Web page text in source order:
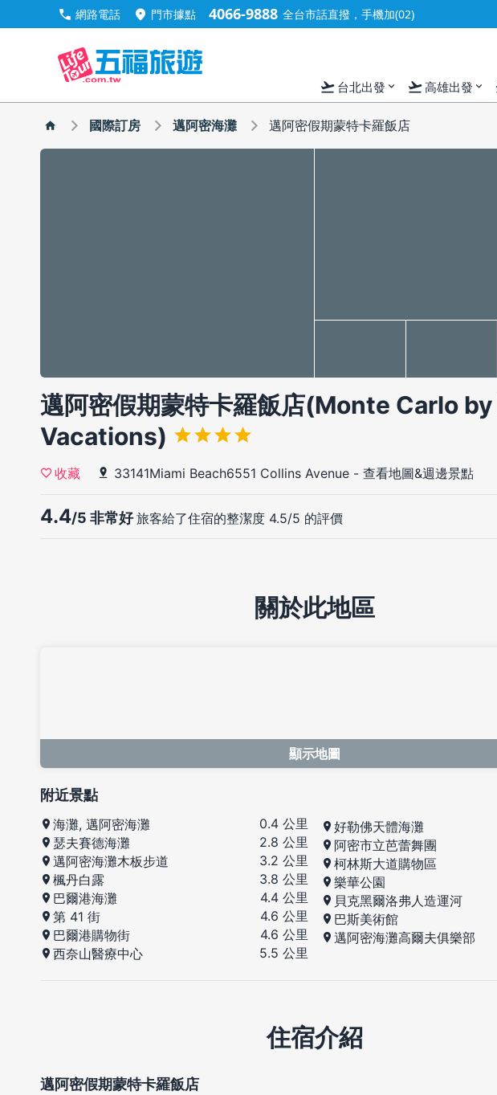
call 網路電話 location_on 門市據點 4066-9888 全台市話直撥，手機加(02)
flight_takeoff 台北出發 expand_more flight_takeoff高雄出發 expand_more
國際訂房 邁阿密海灘 邁阿密假期蒙特卡羅飯店
邁阿密假期蒙特卡羅飯店(Monte Carlo
Vacations)
收藏 33141Miami Beach6551 Collins Avenue - 查看地圖&週邊景點
4.4/5 非常好旅客給了住宿的整潔度 4.5/5 的評價
關於此地區
顯示地圖
附近景點
海灘, 邁阿密海灘
0.4 公里
瑟夫賽德海灘
2.8 公里
邁阿密海灘木板步道
3.2 公里
楓丹白露
3.8 公里
巴爾港海灘
4.4 公里
第 41 街
4.6 公里
巴爾港購物街
4.6 公里
西奈山醫療中心
5.5 公里
好勒佛天體海灘
阿密市立芭蕾舞團
柯林斯大道購物區
樂華公園
貝克黑爾洛弗人造運河
巴斯美術館
邁阿密海灘高爾夫俱樂部
住宿介紹
邁阿密假期蒙特卡羅飯店